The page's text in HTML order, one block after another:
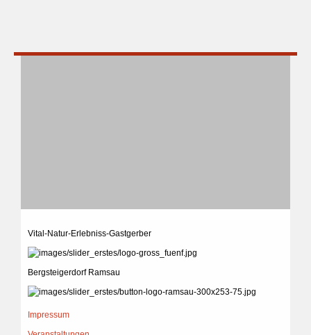
Vital-Natur-Erlebniss-Gastgerber
Bergsteigerdorf Ramsau
Impressum